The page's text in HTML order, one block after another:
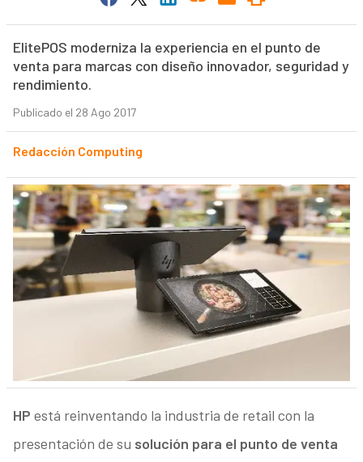
ElitePOS moderniza la experiencia en el punto de
venta para marcas con diseño innovador, seguridad y
rendimiento.
Publicado el 28 Ago 2017
Redacción Computing
HP está reinventando la industria de retail con la
presentación de su solución para el punto de venta